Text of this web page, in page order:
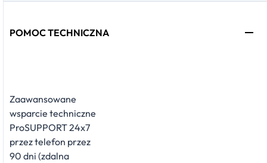
POMOC TECHNICZNA
Zaawansowane
wsparcie techniczne
ProSUPPORT 24x7
przez telefon przez
90 dni (zdalna